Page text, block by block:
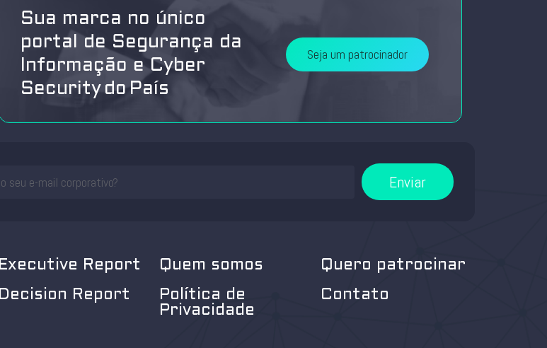
Sua marca no único
portal de Segurança da
Informação e Cyber
Security do País
Seja um patrocinador
Enviar
Executive Report
Decision Report
Quem somos
Política de
Privacidade
Quero patrocinar
Contato